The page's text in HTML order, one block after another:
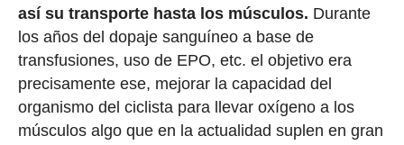
así su transporte hasta los músculos. Durante
los años del dopaje sanguíneo a base de
transfusiones, uso de EPO, etc. el objetivo era
precisamente ese, mejorar la capacidad del
organismo del ciclista para llevar oxígeno a los
músculos algo que en la actualidad suplen en gran